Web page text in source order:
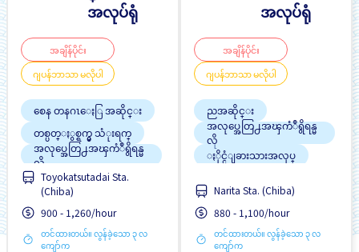
အလုပ်ရုံ
အချိန်ပိုင်း
ဂျပန်ဘာသာ မလိုပါ
စေန တနဂၤေႏြ အဆိုင္း
တစ္ပတ္ႏွစ္ရက္မွ သံုးရက္
အလုပ္အေတြ႕အၾကံဳရွိရန္မ
လို
ႏိုင္ငံျခားသားအလုပ္
ဂ်ပန္စာမတတ္လည္းအဆ
င္ေျပသည္
Toyokatsutadai Sta.
(Chiba)
900 - 1,260/hour
တင်ထားတယ်။ လွန်ခဲ့သော ၃ လ
ကျော်က
အလုပ်ရုံ
အချိန်ပိုင်း
ဂျပန်ဘာသာ မလိုပါ
ညအဆိုင္း
အလုပ္အေတြ႕အၾကံဳရွိရန္မ
လို
ႏိုင္ငံျခားသားအလုပ္
င္ေျပသည္
မ်ားစြာေသာအခ်ိန္ပို
Narita Sta. (Chiba)
880 - 1,100/hour
တင်ထားတယ်။ လွန်ခဲ့သော ၃ လ
ကျော်က